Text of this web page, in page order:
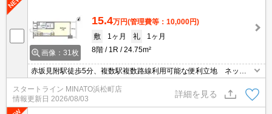
画像：31枚
15.4万円(管理費等：10,000円)
敷
1ヶ月 礼
1ヶ月
8階
1R 24.75m²
赤坂見附駅徒歩5分、複数駅複数路線利用可能な便利立地 ネット
無料 追焚バス オートロック 宅配BOX
スタートライン MINATO浜松町店
情報更新日 2026/08/03
詳細を見る